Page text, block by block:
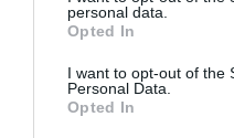
personal data.
Opted In
I want to opt-out of the
Personal Data.
Opted In
ΔΡΑΜΑ - ΚΟΙΝΩΝΙΚΟ - ΣΥΓΧΡΟΝΟ